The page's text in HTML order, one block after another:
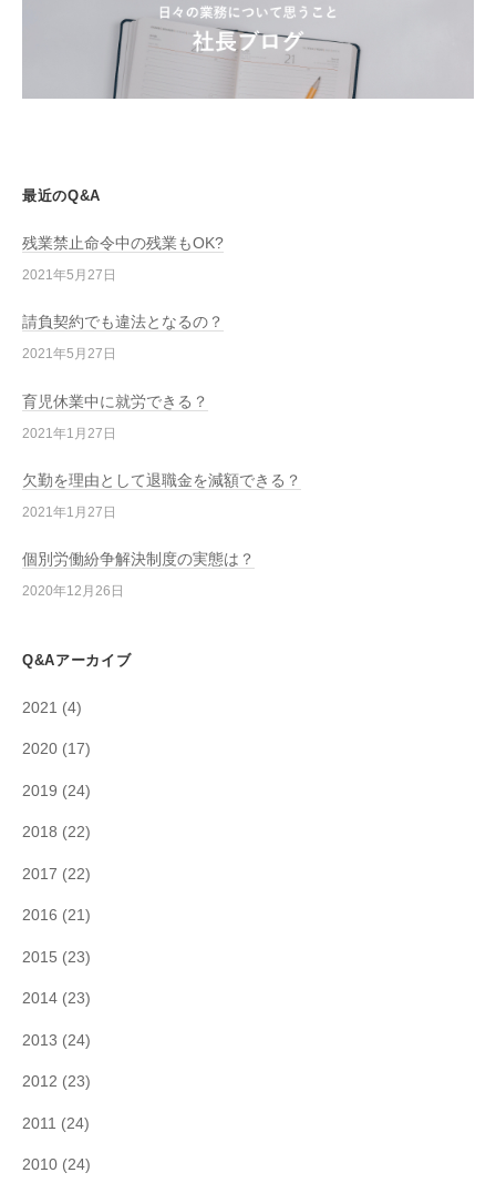
最近のQ&A
残業禁止命令中の残業もOK?
2021年5月27日
請負契約でも違法となるの？
2021年5月27日
育児休業中に就労できる？
2021年1月27日
欠勤を理由として退職金を減額できる？
2021年1月27日
個別労働紛争解決制度の実態は？
2020年12月26日
Q&Aアーカイブ
2021 (4)
2020 (17)
2019 (24)
2018 (22)
2017 (22)
2016 (21)
2015 (23)
2014 (23)
2013 (24)
2012 (23)
2011 (24)
2010 (24)